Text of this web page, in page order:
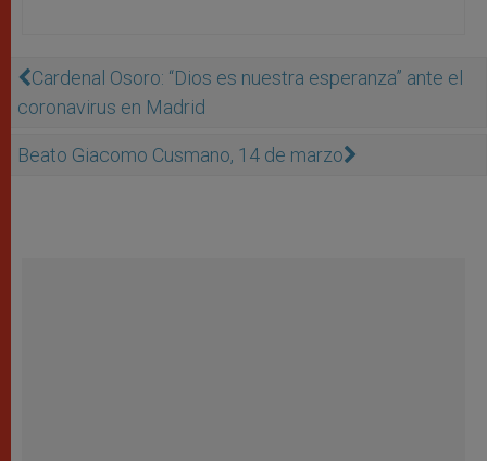
Cardenal Osoro: “Dios es nuestra esperanza” ante el
coronavirus en Madrid
Beato Giacomo Cusmano, 14 de marzo